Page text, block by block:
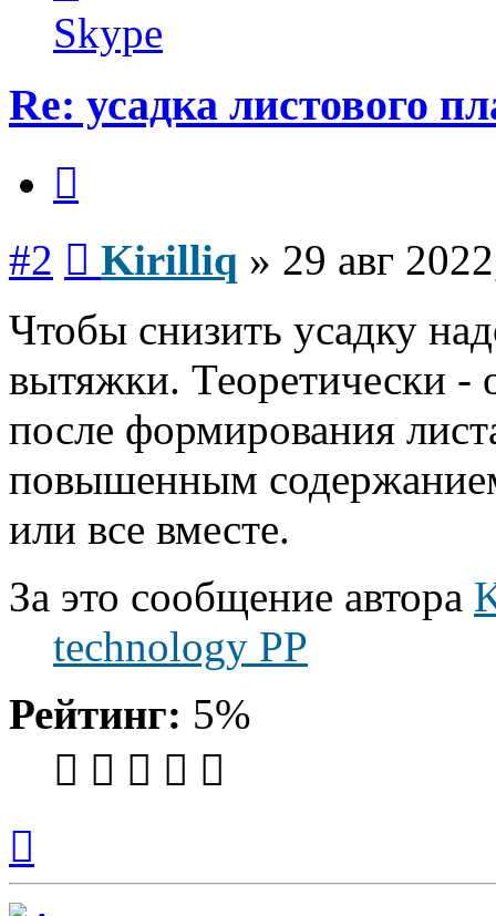
Kirilliq
Skype
Re: усадка листового
#2 Kirilliq » 29 авг
Чтобы снизить усадку
вытяжки. Теоретически -
после формирования
повышенным
или все вместе.
За это сообщение автора
technology PP
Рейтинг: 5%
началу